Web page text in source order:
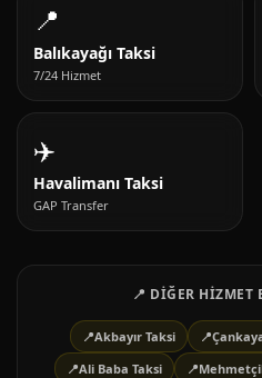
📍
Balıkayağı Taksi
7/24 Hizmet
✈️
Havalimanı Taksi
GAP Transfer
📍 DIĞER HIZMET
📍Akbayır Taksi 📍
📍Ali Baba Taksi 📍